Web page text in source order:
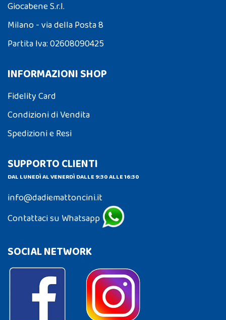
Giocabene S.r.l.
Milano - via della Posta 8
Partita Iva: 02608090425
INFORMAZIONI SHOP
Fidelity Card
Condizioni di Vendita
Spedizioni e Resi
SUPPORTO CLIENTI
DAL LUNEDÌ AL VENERDÌ DALLE 9:30 ALLE 16:30
info@dadiemattoncini.it
Contattaci su Whatsapp
SOCIAL NETWORK